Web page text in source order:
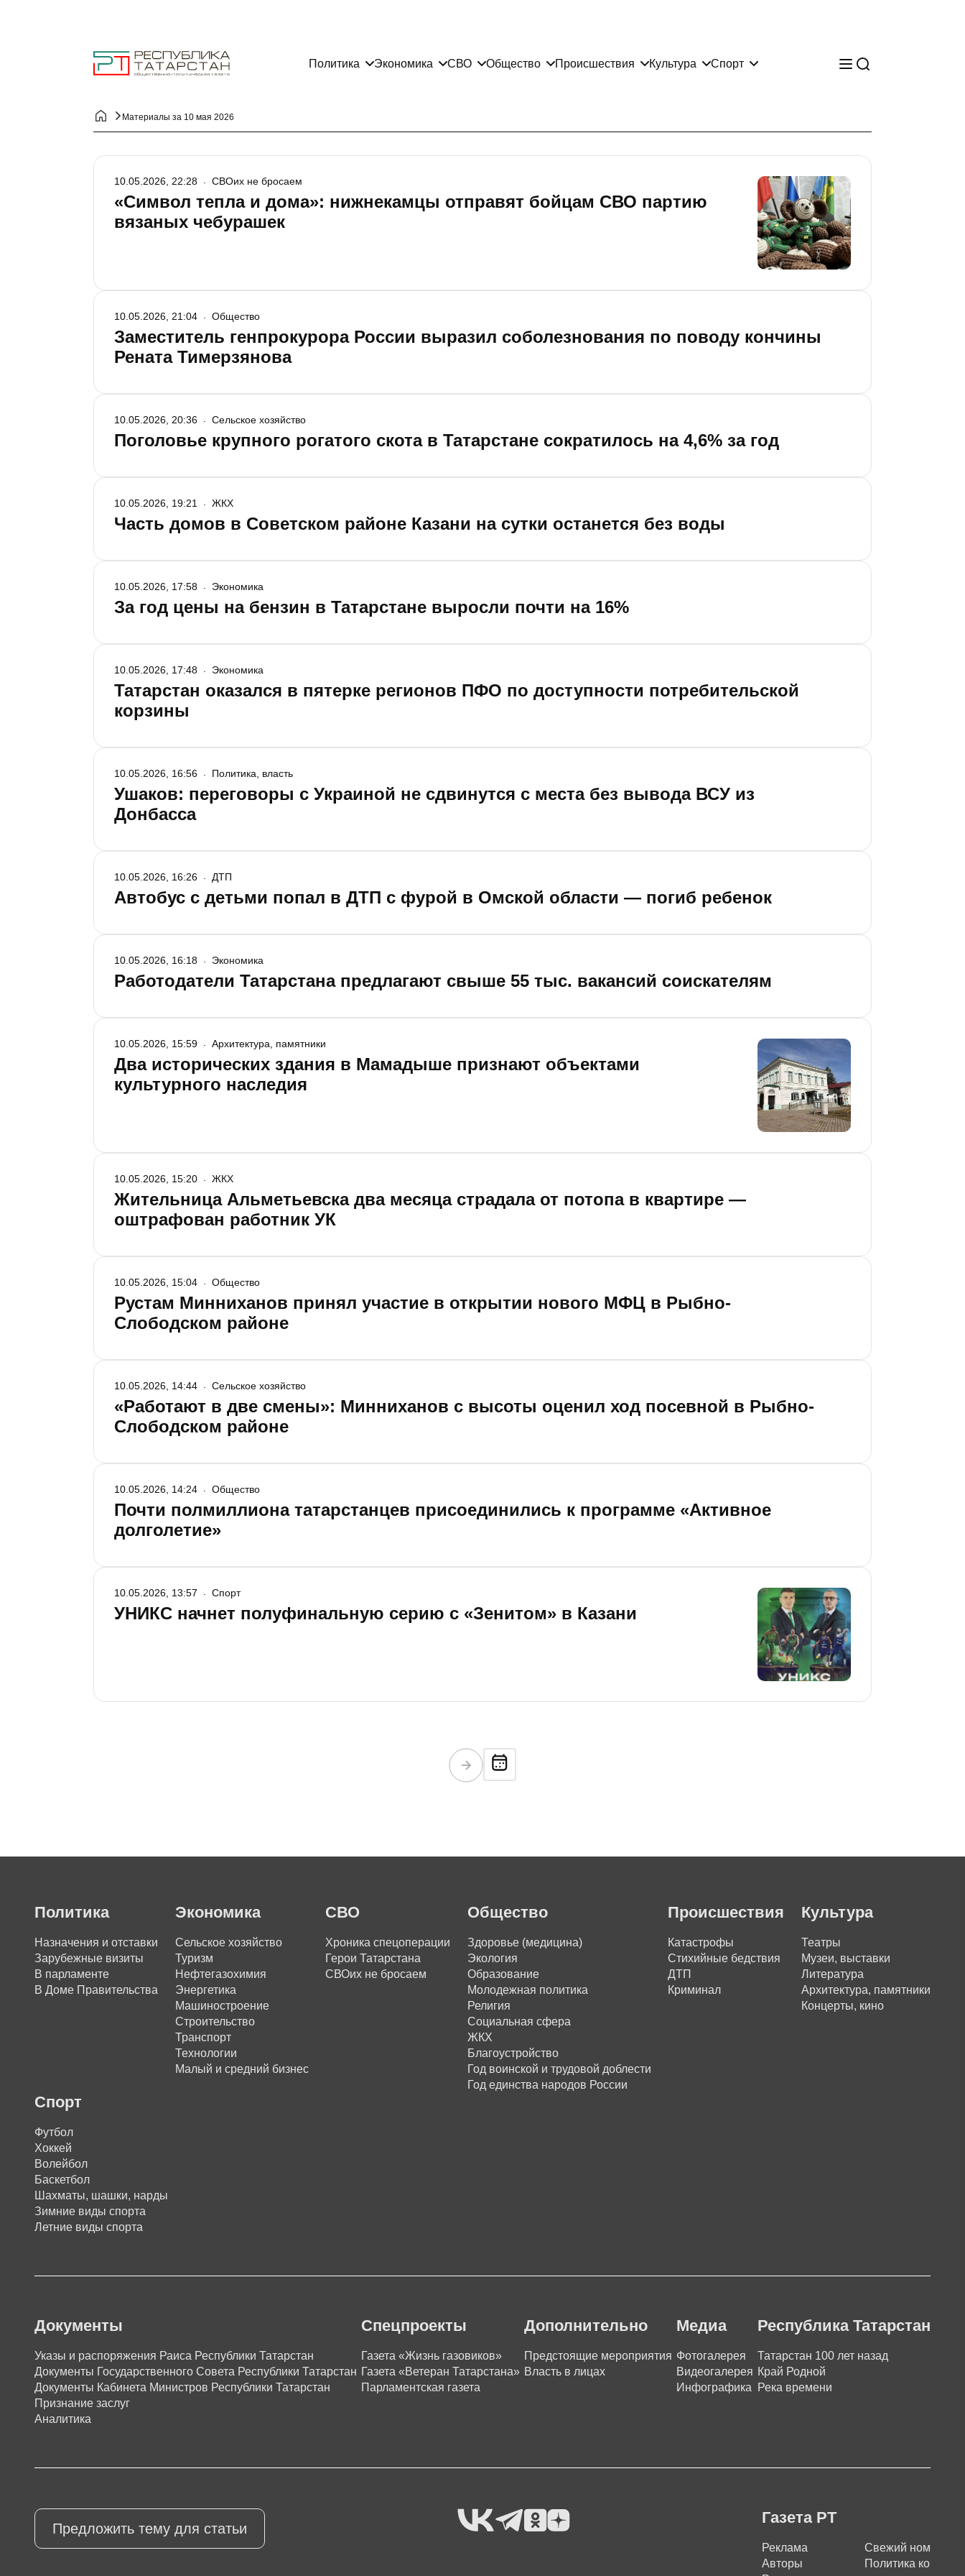
Политика Экономика СВО Общество Происшествия Культура Спорт
Материалы за 10 мая 2026
«Символ тепла и дома»: нижнекамцы отправят бойцам СВО партию
вязаных чебурашек
10.05.2026, 22:28 СВОих не бросаем
Заместитель генпрокурора России выразил соболезнования по поводу кончины
Рената Тимерзянова
10.05.2026, 21:04 Общество
Поголовье крупного рогатого скота в Татарстане сократилось на 4,6% за год
10.05.2026, 20:36 Сельское хозяйство
Часть домов в Советском районе Казани на сутки останется без воды
10.05.2026, 19:21 ЖКХ
За год цены на бензин в Татарстане выросли почти на 16%
10.05.2026, 17:58 Экономика
Татарстан оказался в пятерке регионов ПФО по доступности потребительской
корзины
10.05.2026, 17:48 Экономика
Ушаков: переговоры с Украиной не сдвинутся с места без вывода ВСУ из
Донбасса
10.05.2026, 16:56 Политика, власть
Автобус с детьми попал в ДТП с фурой в Омской области — погиб ребенок
10.05.2026, 16:26 ДТП
Работодатели Татарстана предлагают свыше 55 тыс. вакансий соискателям
10.05.2026, 16:18 Экономика
Два исторических здания в Мамадыше признают объектами
культурного наследия
10.05.2026, 15:59 Архитектура, памятники
Жительница Альметьевска два месяца страдала от потопа в квартире —
оштрафован работник УК
10.05.2026, 15:20 ЖКХ
Рустам Минниханов принял участие в открытии нового МФЦ в Рыбно-
Слободском районе
10.05.2026, 15:04 Общество
«Работают в две смены»: Минниханов с высоты оценил ход посевной в Рыбно-
Слободском районе
10.05.2026, 14:44 Сельское хозяйство
Почти полмиллиона татарстанцев присоединились к программе «Активное
долголетие»
10.05.2026, 14:24 Общество
УНИКС начнет полуфинальную серию с «Зенитом» в Казани
10.05.2026, 13:57 Спорт
Политика
Назначения и отставки
Зарубежные визиты
В парламенте
В Доме Правительства
Экономика
Сельское хозяйство
Туризм
Нефтегазохимия
Энергетика
Машиностроение
Строительство
Транспорт
Технологии
Малый и средний бизнес
СВО
Хроника спецоперации
Герои Татарстана
СВОих не бросаем
Общество
Здоровье (медицина)
Экология
Образование
Молодежная политика
Религия
Социальная сфера
ЖКХ
Благоустройство
Год воинской и трудовой доблести
Год единства народов России
Происшествия
Катастрофы
Стихийные бедствия
ДТП
Криминал
Культура
Театры
Музеи, выставки
Литература
Архитектура, памятники
Концерты, кино
Спорт
Футбол
Хоккей
Волейбол
Баскетбол
Шахматы, шашки, нарды
Зимние виды спорта
Летние виды спорта
Документы
Указы и распоряжения Раиса Республики Татарстан
Документы Государственного Совета Республики Татарстан
Документы Кабинета Министров Республики Татарстан
Признание заслуг
Аналитика
Спецпроекты
Газета «Жизнь газовиков»
Газета «Ветеран Татарстана»
Парламентская газета
Дополнительно
Предстоящие мероприятия
Власть в лицах
Медиа
Фотогалерея
Видеогалерея
Инфографика
Республика Татарстан
Татарстан 100 лет назад
Край Родной
Река времени
Предложить тему для статьи
Газета РТ
Реклама
Авторы
Свежий номер
Политика